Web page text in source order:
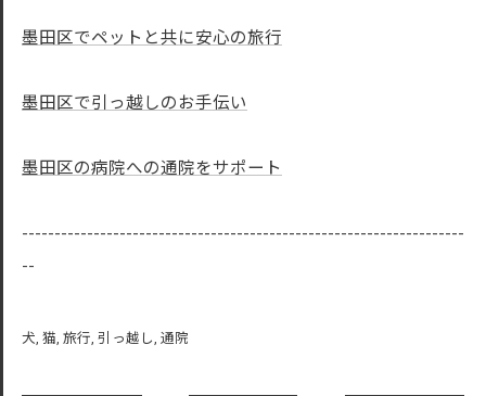
墨田区でペットと共に安心の旅行
墨田区で引っ越しのお手伝い
墨田区の病院への通院をサポート
--------------------------------------------------------------------
--
犬 猫 旅行 引っ越し 通院